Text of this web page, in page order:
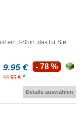
ein T-Shirt, das für Sie
9.95 €
44.95 € *
- 78 %
Details auswählen